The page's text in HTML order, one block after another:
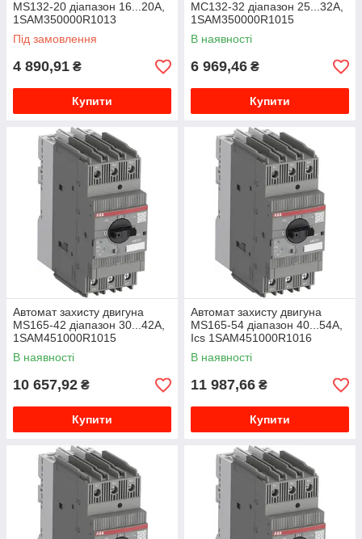
MS132-20 діапазон 16...20A,
1SAM350000R1013
Під замовлення
4 890,91 ₴
Купити
МС132-32 діапазон 25...32А,
1SAM350000R1015
В наявності
6 969,46 ₴
Купити
Автомат захисту двигуна
MS165-42 діапазон 30...42A,
1SAM451000R1015
В наявності
10 657,92 ₴
Купити
Автомат захисту двигуна
MS165-54 діапазон 40...54A,
Ics 1SAM451000R1016
В наявності
11 987,66 ₴
Купити